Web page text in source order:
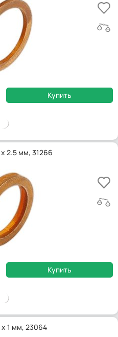
Купить
2.5 мм, 31266
Купить
1 мм, 23064